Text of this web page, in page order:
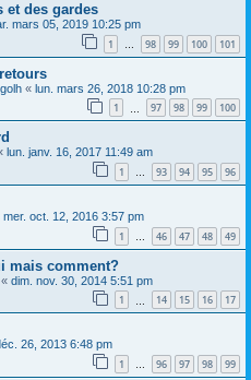
et des gardes
mars 05, 2019 10:25 pm
1 … 98 99 100 101
« lun. mars 26, 2018 10:28 pm
1 97 98 99 100
lun. janv. 16, 2017 11:49 am
1 … 93 94 95 96
mer. oct. 12, 2016 3:57 pm
1 … 46 47 48 49
mais comment?
« dim. nov. 30, 2014 5:51 pm
1 14 15 16 17
26, 2013 6:48 pm
1 … 96 97 98 99